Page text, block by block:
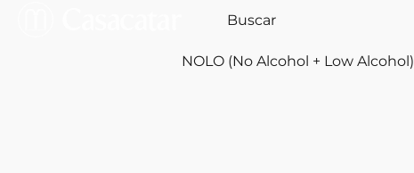
NOLO (No Alcohol + Low Alcohol)